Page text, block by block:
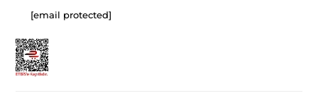
[email protected]